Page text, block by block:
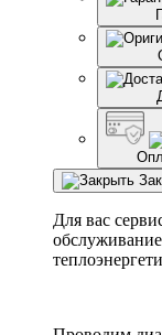
Для вас